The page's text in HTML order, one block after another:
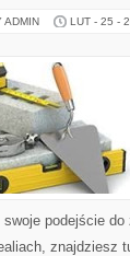
ADMIN LUT - 25 -
swoje podejście
znajdziesz